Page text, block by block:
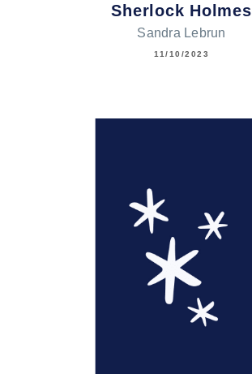
Sherlock Holmes
Sandra Lebrun
11/10/2023